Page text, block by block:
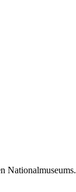
Nationalmuseums.